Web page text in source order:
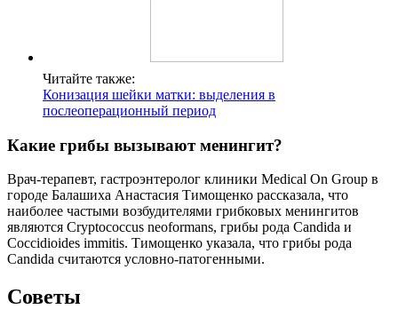
Читайте также:
Конизация шейки матки: выделения в
послеоперационный период
Какие грибы вызывают менингит?
Врач-терапевт, гастроэнтеролог клиники Medical On Group в
городе Балашиха Анастасия Тимощенко рассказала, что
наиболее частыми возбудителями грибковых менингитов
являются Cryptococcus neoformans, грибы рода Candida и
Coccidioides immitis. Тимощенко указала, что грибы рода
Candida считаются условно-патогенными.
Советы